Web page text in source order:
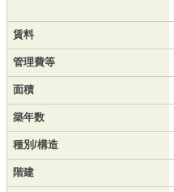
賃料
管理費等
面積
築年数
種別/構造
階建